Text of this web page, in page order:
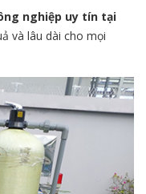
nghiệp uy tín tại
và lâu dài cho mọi